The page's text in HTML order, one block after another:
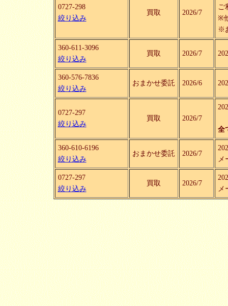
0727-298
絞り込み
買取 2026/7
ご
※
※
360-611-3096
絞り込み
買取 2026/7
360-576-7836
絞り込み
おまかせ委託 2026/6
0727-297
絞り込み
買取 2026/7
全
360-610-6196
絞り込み
おまかせ委託 2026/7
メ
0727-297
絞り込み
買取 2026/7
メ